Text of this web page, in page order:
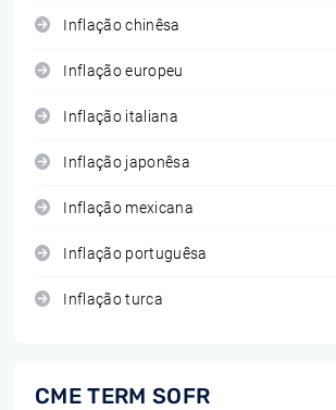
Inflação chinêsa
Inflação europeu
Inflação italiana
Inflação japonêsa
Inflação mexicana
Inflação portuguêsa
Inflação turca
CME TERM SOFR